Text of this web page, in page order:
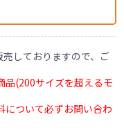
しておりますので、ご
(200サイズを超えるモ
について必ずお問い合わ